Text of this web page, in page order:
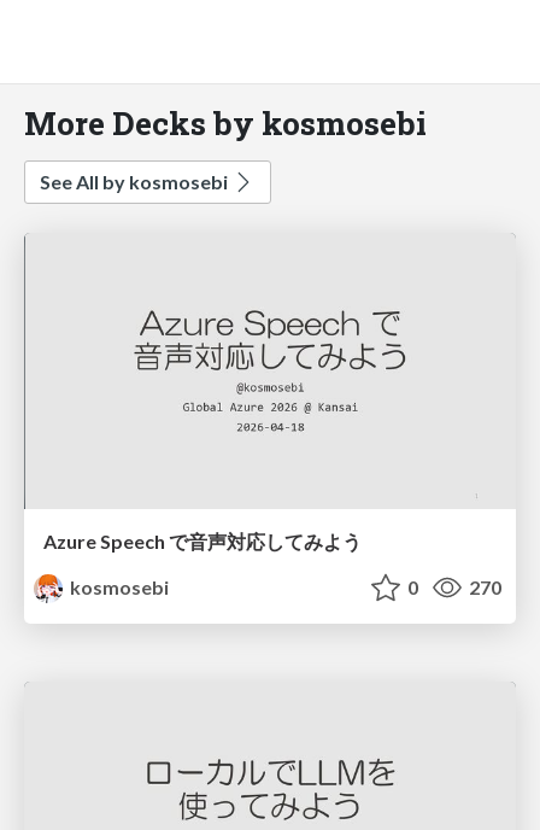
More Decks by kosmosebi
See All by kosmosebi
Azure Speech で音声対応してみよう
kosmosebi
0 270